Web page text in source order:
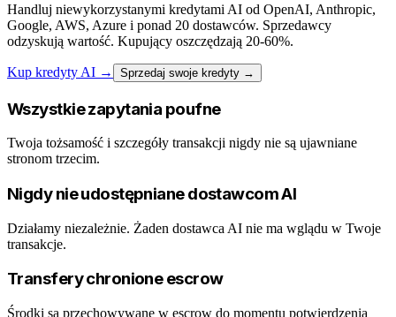
Handluj niewykorzystanymi kredytami AI od OpenAI, Anthropic,
Google, AWS, Azure i ponad 20 dostawców. Sprzedawcy
odzyskują wartość. Kupujący oszczędzają 20-60%.
Kup kredyty AI → Sprzedaj swoje kredyty →
Wszystkie zapytania poufne
Twoja tożsamość i szczegóły transakcji nigdy nie są ujawniane
stronom trzecim.
Nigdy nie udostępniane dostawcom AI
Działamy niezależnie. Żaden dostawca AI nie ma wglądu w Twoje
transakcje.
Transfery chronione escrow
Środki są przechowywane w escrow do momentu potwierdzenia